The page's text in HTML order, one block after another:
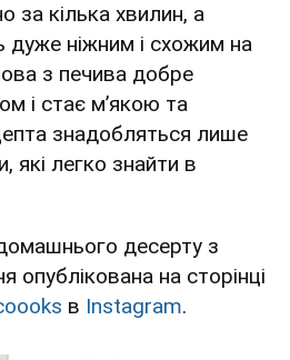
за кілька хвилин, а
дуже ніжним і схожим на
з печива добре
і стає м’якою та
знадобляться лише
які легко знайти в
десерту з
опублікована на сторінці
в Instagram.